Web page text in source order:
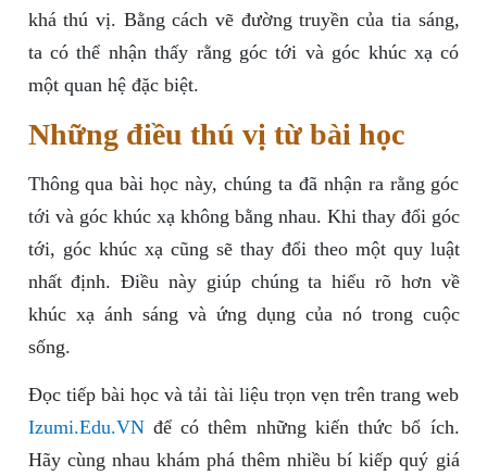
khá thú vị. Bằng cách vẽ đường truyền của tia sáng,
ta có thể nhận thấy rằng góc tới và góc khúc xạ có
một quan hệ đặc biệt.
Những điều thú vị từ bài học
Thông qua bài học này, chúng ta đã nhận ra rằng góc
tới và góc khúc xạ không bằng nhau. Khi thay đổi góc
tới, góc khúc xạ cũng sẽ thay đổi theo một quy luật
nhất định. Điều này giúp chúng ta hiểu rõ hơn về
khúc xạ ánh sáng và ứng dụng của nó trong cuộc
sống.
Đọc tiếp bài học và tải tài liệu trọn vẹn trên trang web
Izumi.Edu.VNđể có thêm những kiến thức bổ ích.
Hãy cùng nhau khám phá thêm nhiều bí kiếp quý giá